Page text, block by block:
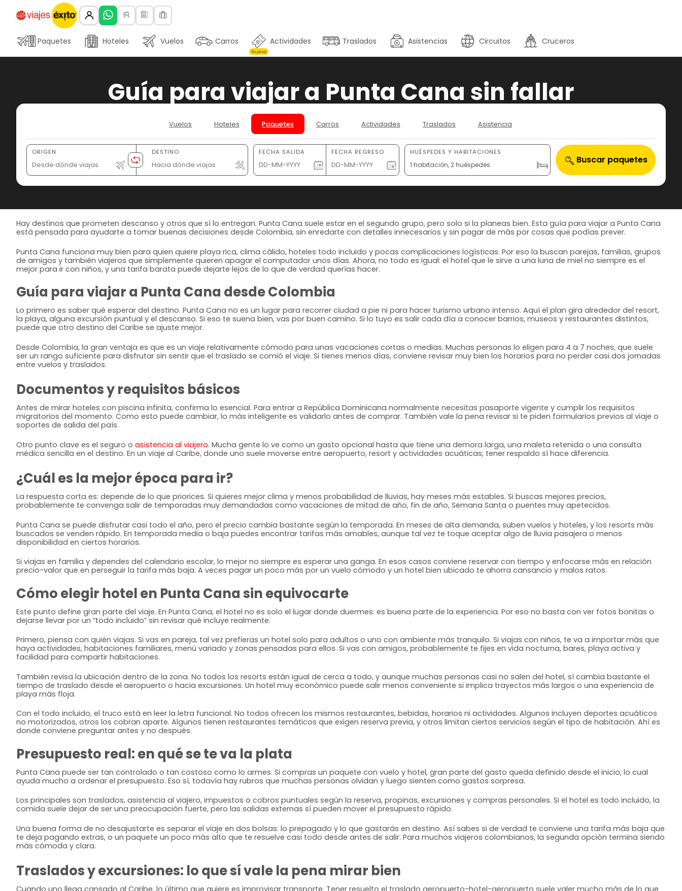
Paquetes Hoteles Vuelos Carros Actividades
Nuevo
Traslados Asistencias Circuitos Cruceros
Guía para viajar a Punta Cana sin fallar
Vuelos Hoteles Paquetes Carros Actividades Traslados Asistencia
ORIGEN DESTINO FECHA SALIDA FECHA REGRESO HUÉSPEDES Y HABITACIONES
1 habitación, 2 huéspedes Buscar paquetes
Hay destinos que prometen descanso y otros que sí lo entregan. Punta Cana suele estar en el segundo grupo, pero solo si la planeas bien. Esta guía para viajar a Punta Cana
está pensada para ayudarte a tomar buenas decisiones desde Colombia, sin enredarte con detalles innecesarios y sin pagar de más por cosas que podías prever.
Punta Cana funciona muy bien para quien quiere playa rica, clima cálido, hoteles todo incluido y pocas complicaciones logísticas. Por eso la buscan parejas, familias, grupos
de amigos y también viajeros que simplemente quieren apagar el computador unos días. Ahora, no todo es igual: el hotel que le sirve a una luna de miel no siempre es el
mejor para ir con niños, y una tarifa barata puede dejarte lejos de lo que de verdad querías hacer.
Guía para viajar a Punta Cana desde Colombia
Lo primero es saber qué esperar del destino. Punta Cana no es un lugar para recorrer ciudad a pie ni para hacer turismo urbano intenso. Aquí el plan gira alrededor del resort,
la playa, alguna excursión puntual y el descanso. Si eso te suena bien, vas por buen camino. Si lo tuyo es salir cada día a conocer barrios, museos y restaurantes distintos,
puede que otro destino del Caribe se ajuste mejor.
Desde Colombia, la gran ventaja es que es un viaje relativamente cómodo para unas vacaciones cortas o medias. Muchas personas lo eligen para 4 a 7 noches, que suele
ser un rango suficiente para disfrutar sin sentir que el traslado se comió el viaje. Si tienes menos días, conviene revisar muy bien los horarios para no perder casi dos jornadas
entre vuelos y traslados.
Documentos y requisitos básicos
Antes de mirar hoteles con piscina infinita, confirma lo esencial. Para entrar a República Dominicana normalmente necesitas pasaporte vigente y cumplir los requisitos
migratorios del momento. Como esto puede cambiar, lo más inteligente es validarlo antes de comprar. También vale la pena revisar si te piden formularios previos al viaje o
soportes de salida del país.
Otro punto clave es el seguro o asistencia al viajero. Mucha gente lo ve como un gasto opcional hasta que tiene una demora larga, una maleta retenida o una consulta
médica sencilla en el destino. En un viaje al Caribe, donde uno suele moverse entre aeropuerto, resort y actividades acuáticas, tener respaldo sí hace diferencia.
¿Cuál es la mejor época para ir?
La respuesta corta es: depende de lo que priorices. Si quieres mejor clima y menos probabilidad de lluvias, hay meses más estables. Si buscas mejores precios,
probablemente te convenga salir de temporadas muy demandadas como vacaciones de mitad de año, fin de año, Semana Santa o puentes muy apetecidos.
Punta Cana se puede disfrutar casi todo el año, pero el precio cambia bastante según la temporada. En meses de alta demanda, suben vuelos y hoteles, y los resorts más
buscados se venden rápido. En temporada media o baja puedes encontrar tarifas más amables, aunque tal vez te toque aceptar algo de lluvia pasajera o menos
disponibilidad en ciertos horarios.
Si viajas en familia y dependes del calendario escolar, lo mejor no siempre es esperar una ganga. En esos casos conviene reservar con tiempo y enfocarse más en relación
precio-valor que en perseguir la tarifa más baja. A veces pagar un poco más por un vuelo cómodo y un hotel bien ubicado te ahorra cansancio y malos ratos.
Cómo elegir hotel en Punta Cana sin equivocarte
Este punto define gran parte del viaje. En Punta Cana, el hotel no es solo el lugar donde duermes: es buena parte de la experiencia. Por eso no basta con ver fotos bonitas o
dejarse llevar por un “todo incluido” sin revisar qué incluye realmente.
Primero, piensa con quién viajas. Si vas en pareja, tal vez prefieras un hotel solo para adultos o uno con ambiente más tranquilo. Si viajas con niños, te va a importar más que
haya actividades, habitaciones familiares, menú variado y zonas pensadas para ellos. Si vas con amigos, probablemente te fijes en vida nocturna, bares, playa activa y
facilidad para compartir habitaciones.
También revisa la ubicación dentro de la zona. No todos los resorts están igual de cerca a todo, y aunque muchas personas casi no salen del hotel, sí cambia bastante el
tiempo de traslado desde el aeropuerto o hacia excursiones. Un hotel muy económico puede salir menos conveniente si implica trayectos más largos o una experiencia de
playa más floja.
Con el todo incluido, el truco está en leer la letra funcional. No todos ofrecen los mismos restaurantes, bebidas, horarios ni actividades. Algunos incluyen deportes acuáticos
no motorizados, otros los cobran aparte. Algunos tienen restaurantes temáticos que exigen reserva previa, y otros limitan ciertos servicios según el tipo de habitación. Ahí es
donde conviene preguntar antes y no después.
Presupuesto real: en qué se te va la plata
Punta Cana puede ser tan controlado o tan costoso como lo armes. Si compras un paquete con vuelo y hotel, gran parte del gasto queda definido desde el inicio, lo cual
ayuda mucho a ordenar el presupuesto. Eso sí, todavía hay rubros que muchas personas olvidan y luego sienten como gastos sorpresa.
Los principales son traslados, asistencia al viajero, impuestos o cobros puntuales según la reserva, propinas, excursiones y compras personales. Si el hotel es todo incluido, la
comida suele dejar de ser una preocupación fuerte, pero las salidas externas sí pueden mover el presupuesto rápido.
Una buena forma de no desajustarte es separar el viaje en dos bolsas: lo prepagado y lo que gastarás en destino. Así sabes si de verdad te conviene una tarifa más baja que
te deja pagando extras, o un paquete un poco más alto que te resuelve casi todo desde antes de salir. Para muchos viajeros colombianos, la segunda opción termina siendo
más cómoda y clara.
Traslados y excursiones: lo que sí vale la pena mirar bien